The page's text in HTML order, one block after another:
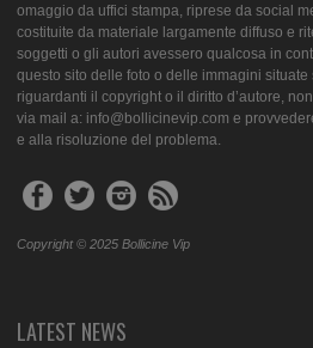
omaggio da uffici stampa, riprese da social
costituite da materiale largamente diffuso e
soggetti o gli autori avessero qualcosa in
questo sito delle foto o delle immagini situate
riguardanti il copyright o il diritto d’autore,
via mail a: info@bollicinevip.com e
e alla risoluzione del problema.
Copyright © 2025 Bollicine Vip
LATEST NEWS